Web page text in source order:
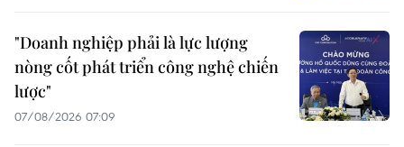
"Doanh nghiệp phải là lực lượng
nòng cốt phát triển công nghệ chiến
lược"
07/08/2026 07:09